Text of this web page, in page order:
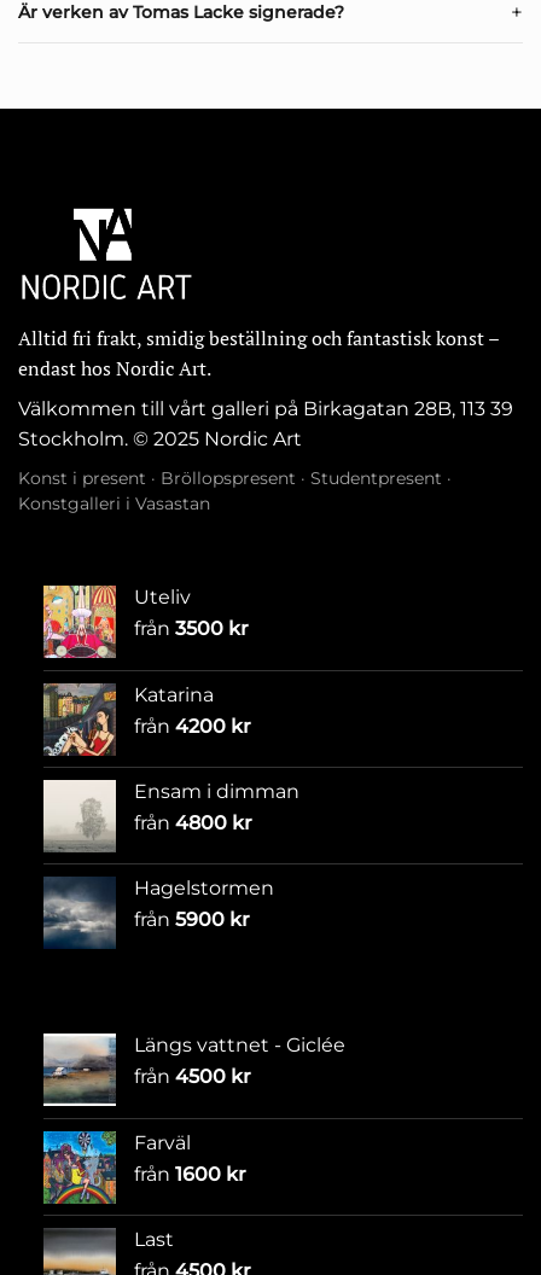
Är verken av Tomas Lacke signerade?
Alltid fri frakt, smidig beställning och fantastisk konst –
endast hos Nordic Art.
Välkommen till vårt galleri på Birkagatan 28B, 113 39
Stockholm. © 2025 Nordic Art
Konst i present · Bröllopspresent · Studentpresent ·
Konstgalleri i Vasastan
Uteliv
från 3500 kr
Katarina
från 4200 kr
Ensam i dimman
från 4800 kr
Hagelstormen
från 5900 kr
Längs vattnet - Giclée
från 4500 kr
Farväl
från 1600 kr
Last